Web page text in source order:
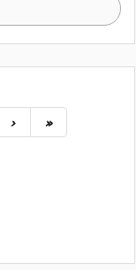
› »